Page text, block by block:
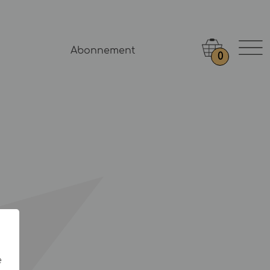
Abonnement
0